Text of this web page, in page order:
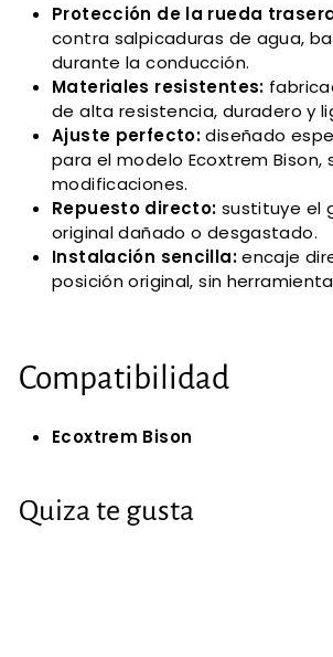
Protección de la rueda
contra salpicaduras de agua,
durante la conducción.
Materiales resistentes:
de alta resistencia, duradero y
Ajuste perfecto:diseñado
para el modelo Ecoxtrem Bison,
modificaciones.
Repuesto directo: sustituye el
original dañado o desgastado.
Instalación sencilla:encaje
posición original, sin
Compatibilidad
Ecoxtrem Bison
Quiza te gusta